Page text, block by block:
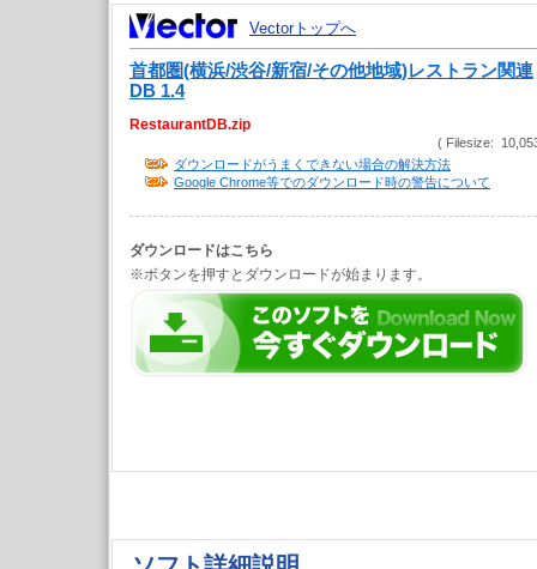
Vectorトップへ
首都圏(横浜/渋谷/新宿/その他地域)レストラン関連
DB 1.4
RestaurantDB.zip
( Filesize:
ダウンロードがうまくできない場合の解決方法
Google Chrome等でのダウンロード時の警告について
ダウンロードはこちら
※ボタンを押すとダウンロードが始まります。